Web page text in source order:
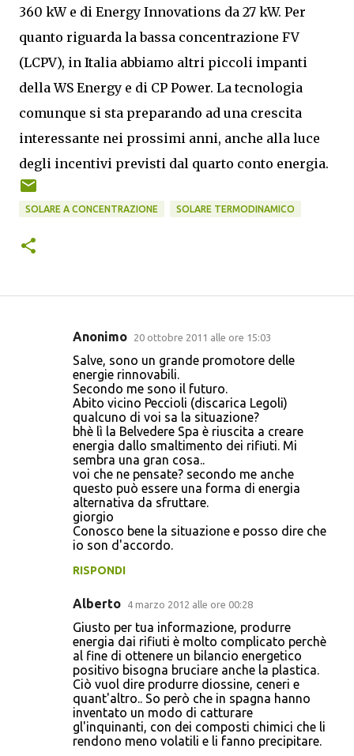
360 kW e di Energy Innovations da 27 kW. Per
quanto riguarda la bassa concentrazione FV
(LCPV), in Italia abbiamo altri piccoli impanti
della WS Energy e di CP Power. La tecnologia
comunque si sta preparando ad una crescita
interessante nei prossimi anni, anche alla luce
degli incentivi previsti dal quarto conto energia.
SOLARE A CONCENTRAZIONE SOLARE TERMODINAMICO
Anonimo 20 ottobre 2011 alle ore 15:03
Salve, sono un grande promotore delle
energie rinnovabili.
Secondo me sono il futuro.
Abito vicino Peccioli (discarica Legoli)
qualcuno di voi sa la situazione?
bhè lì la Belvedere Spa è riuscita a creare
energia dallo smaltimento dei rifiuti. Mi
sembra una gran cosa..
voi che ne pensate? secondo me anche
questo può essere una forma di energia
alternativa da sfruttare.
giorgio
Conosco bene la situazione e posso dire che
io son d'accordo.
RISPONDI
Alberto 4 marzo 2012 alle ore 00:28
Giusto per tua informazione, produrre
energia dai rifiuti è molto complicato perchè
al fine di ottenere un bilancio energetico
positivo bisogna bruciare anche la plastica.
Ciò vuol dire produrre diossine, ceneri e
quant'altro.. So però che in spagna hanno
inventato un modo di catturare
gl'inquinanti, con dei composti chimici che li
rendono meno volatili e li fanno precipitare.